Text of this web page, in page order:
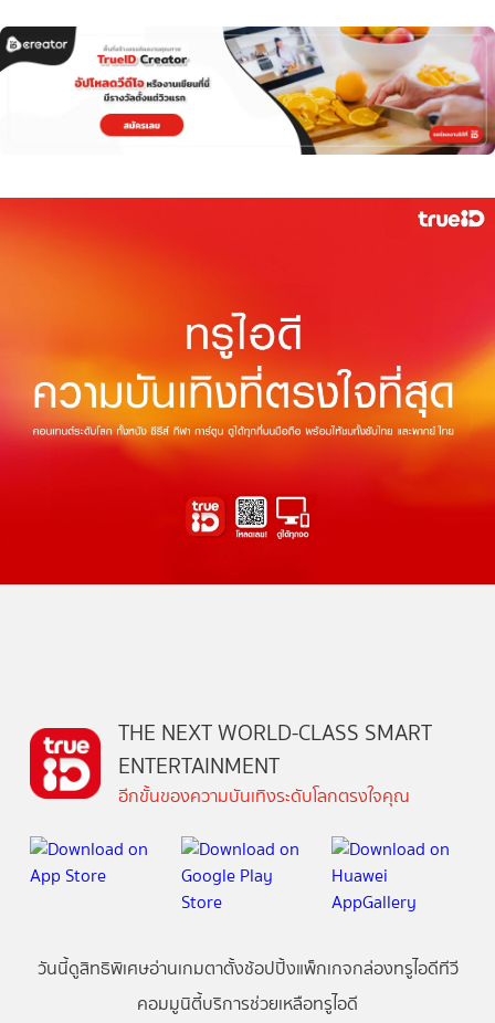
THE NEXT WORLD-CLASS SMART
ENTERTAINMENT
อีกขั้นของความบันเทิงระดับโลกตรงใจคุณ
วันนี้ดูสิทธิพิเศษอ่านเกมตาตั้งช้อปปิ้งแพ็กเกจกล่องทรูไอดีทีวี
คอมมูนิตี้บริการช่วยเหลือทรูไอดี